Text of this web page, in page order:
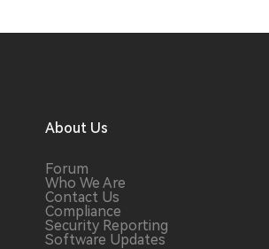
About Us
Forum
Who We Are
Contact Us
Compliance
Security Reporting
Software Updates